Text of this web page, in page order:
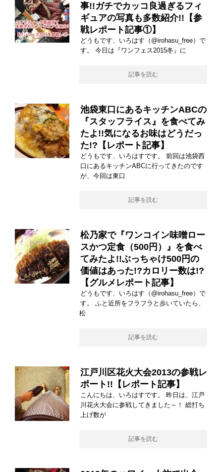
事!!ガチでカッコ良過ぎるフィ
ギュアの写真も多数紹介!!【参
戦レポート記事①】
どうもです、いろはす（@irohasu_free）で
す。 今日は『ワンフェス2015冬』に
記事を読む
池袋東口にあるキッチンABCの
『スタッフライス』を食べてみ
たよ!!気になるお味はどうだっ
た!?【レポート記事】
どうもです、いろはすです。 前回は池袋西
口にあるキッチンABCに行ってきたのです
が、今回は東口
記事を読む
松乃家で『ワンコイン味噌ロー
スかつ定食（500円）』を食べ
てみたよ!!ぶっちゃけ500円の
価値はあった!?カロリー数は!?
【グルメレポート記事】
どうもです、いろはす（@irohasu_free）で
す。 ふと近所をフラフラと歩いていたら、
松
記事を読む
江戸川区花火大会2013の参戦レ
ポート!!【レポート記事】
こんにちは、いろはすです。 昨日は、江戸
川花火大会に参戦してきました～！ 総打ち
上げ数が
記事を読む